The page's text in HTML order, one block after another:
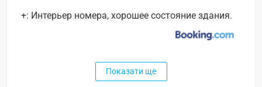
+: Интерьер номера, хорошее состояние здания.
Показати ще